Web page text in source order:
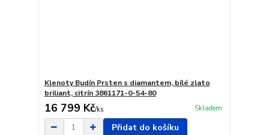
Klenoty Budín Prsten s diamantem, bílé zlato
briliant, citrín 3861171-0-54-80
16 799 Kč/ks Skladem
Přidat do košíku